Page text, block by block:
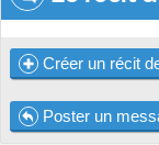
Créer un récit
Poster un